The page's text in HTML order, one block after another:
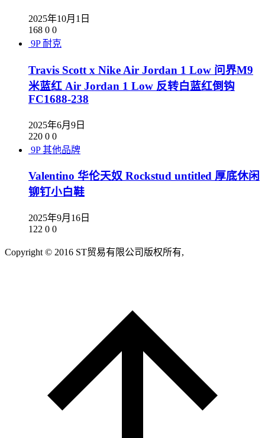
2025年10月1日
168 0 0
9P 耐克
Travis Scott x Nike Air Jordan 1 Low 问界M9
米蓝红 Air Jordan 1 Low 反转白蓝红倒钩
FC1688-238
2025年6月9日
220 0 0
9P 其他品牌
Valentino 华伦天奴 Rockstud untitled 厚底休闲
铆钉小白鞋
2025年9月16日
122 0 0
Copyright © 2016 ST贸易有限公司版权所有,